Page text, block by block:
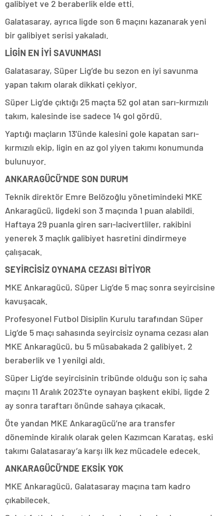
galibiyet ve 2 beraberlik elde etti.
Galatasaray, ayrıca ligde son 6 maçını kazanarak yeni
bir galibiyet serisi yakaladı.
LİGİN EN İYİ SAVUNMASI
Galatasaray, Süper Lig’de bu sezon en iyi savunma
yapan takım olarak dikkati çekiyor.
Süper Lig’de çıktığı 25 maçta 52 gol atan sarı-kırmızılı
takım, kalesinde ise sadece 14 gol gördü.
Yaptığı maçların 13’ünde kalesini gole kapatan sarı-
kırmızılı ekip, ligin en az gol yiyen takımı konumunda
bulunuyor.
ANKARAGÜCÜ’NDE SON DURUM
Teknik direktör Emre Belözoğlu yönetimindeki MKE
Ankaragücü, ligdeki son 3 maçında 1 puan alabildi.
Haftaya 29 puanla giren sarı-lacivertliler, rakibini
yenerek 3 maçlık galibiyet hasretini dindirmeye
çalışacak.
SEYİRCİSİZ OYNAMA CEZASI BİTİYOR
MKE Ankaragücü, Süper Lig’de 5 maç sonra seyircisine
kavuşacak.
Profesyonel Futbol Disiplin Kurulu tarafından Süper
Lig’de 5 maçı sahasında seyircisiz oynama cezası alan
MKE Ankaragücü, bu 5 müsabakada 2 galibiyet, 2
beraberlik ve 1 yenilgi aldı.
Süper Lig’de seyircisinin tribünde olduğu son iç saha
maçını 11 Aralık 2023’te oynayan başkent ekibi, ligde 2
ay sonra taraftarı önünde sahaya çıkacak.
Öte yandan MKE Ankaragücü’ne ara transfer
döneminde kiralık olarak gelen Kazımcan Karataş, eski
takımı Galatasaray’a karşı ilk kez mücadele edecek.
ANKARAGÜCÜ’NDE EKSİK YOK
MKE Ankaragücü, Galatasaray maçına tam kadro
çıkabilecek.